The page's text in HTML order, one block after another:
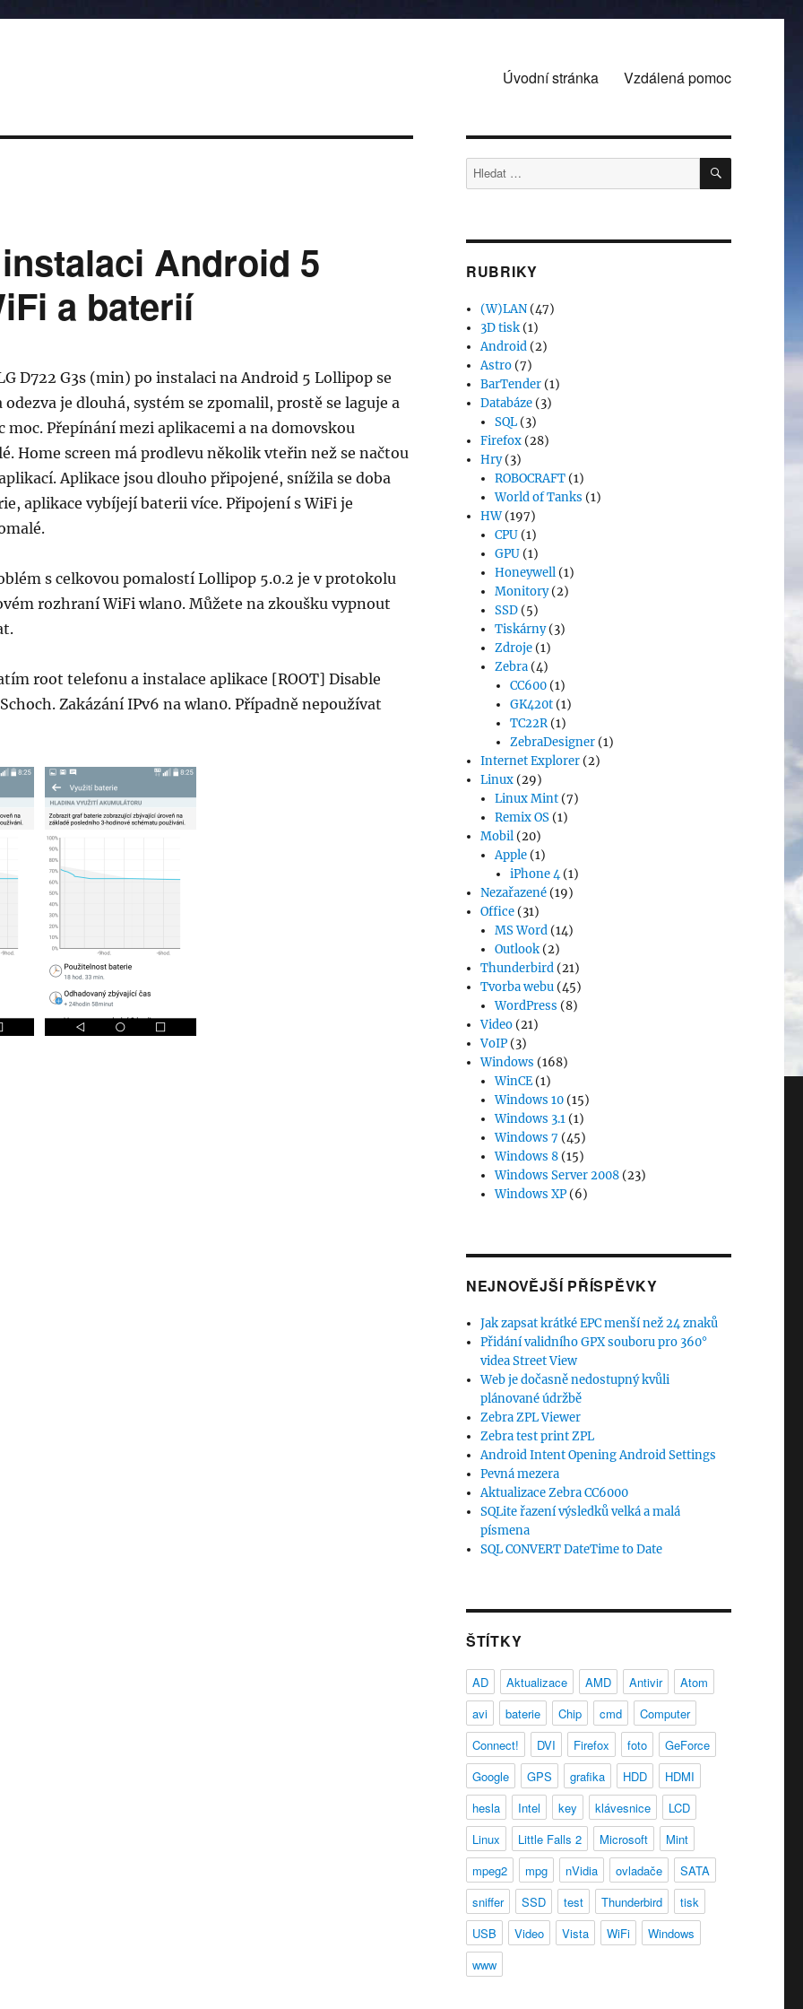
Úvodní stránka Vzdálená pomoc
Android 5
a baterií
D722 G3s (min) po instalaci na Android 5 Lollipop se
odezva je dlouhá, systém se zpomalil, prostě se laguje a
moc. Přepínání mezi aplikacemi a na domovskou
Home screen má prodlevu několik vteřin než se načtou
Aplikace jsou dlouho připojené, snížila se doba
aplikace vybíjejí baterii více. Připojení s WiFi je
s celkovou pomalostí Lollipop 5.0.2 je v protokolu
rozhraní WiFi wlan0. Můžete na zkoušku vypnout
root telefonu a instalace aplikace [ROOT] Disable
Zakázání IPv6 na wlan0. Případně nepoužívat
Hledat: HLEDÁNÍ
RUBRIKY
(W)LAN (47)
3D tisk (1)
Android (2)
Astro (7)
BarTender (1)
Databáze (3)
SQL (3)
Firefox (28)
Hry(3)
ROBOCRAFT (1)
World of Tanks (1)
HW(197)
CPU (1)
GPU (1)
Honeywell (1)
Monitory(2)
SSD (5)
Tiskárny(3)
Zdroje (1)
Zebra (4)
CC600(1)
GK420t(1)
TC22R(1)
ZebraDesigner(1)
Internet Explorer (2)
Linux (29)
Linux Mint (7)
Remix OS (1)
Mobil (20)
Apple (1)
iPhone 4(1)
Nezařazené (19)
Office (31)
MS Word (14)
Outlook (2)
Thunderbird (21)
Tvorba webu (45)
WordPress (8)
Video (21)
VoIP (3)
Windows (168)
WinCE (1)
Windows 10 (15)
Windows 3.1 (1)
Windows 7 (45)
Windows 8 (15)
Windows Server 2008 (23)
Windows XP (6)
NEJNOVĚJŠÍ PŘÍSPĚVKY
Jak zapsat krátké EPC menší než 24 znaků
Přidání validního GPX souboru pro 360°
videa Street View
Web je dočasně nedostupný kvůli
plánované údržbě
Zebra ZPL Viewer
Zebra test print ZPL
Android Intent Opening Android Settings
Pevná mezera
Aktualizace Zebra CC6000
SQLite řazení výsledků velká a malá
písmena
SQL CONVERT DateTime to Date
ŠTÍTKY
AD Aktualizace AMD Antivir
Atom
avi
baterie Chip cmd
Computer
Connect!
DVI Firefox foto
GeForce
Google
GPS grafika HDD
HDMI
hesla
Intel key klávesnice
LCD
Linux
Little Falls 2 Microsoft
Mint
mpeg2
mpg nVidia ovladače
SATA
sniffer
SSD test Thunderbird
tisk
USB
Video Vista WiFi
Windows
www